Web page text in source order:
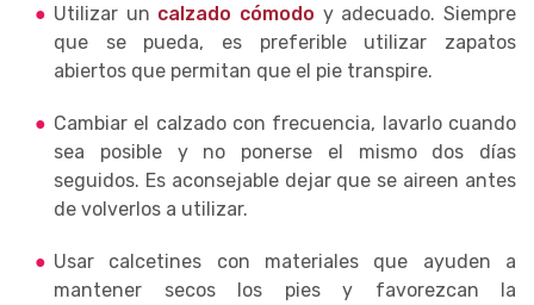
Utilizar un calzado cómodo y adecuado. Siempre
que se pueda, es preferible utilizar zapatos
abiertos que permitan que el pie transpire.
Cambiar el calzado con frecuencia, lavarlo cuando
sea posible y no ponerse el mismo dos días
seguidos. Es aconsejable dejar que se aireen antes
de volverlos a utilizar.
Usar calcetines con materiales que ayuden a
mantener secos los pies y favorezcan la